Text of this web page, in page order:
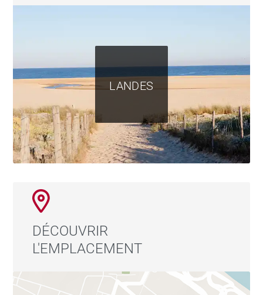
LANDES
DÉCOUVRIR
L'EMPLACEMENT